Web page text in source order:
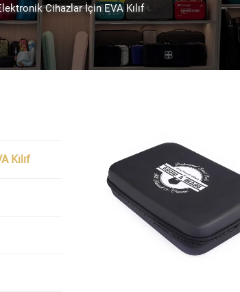
Cihazlar İçin EVA Kılıf
Kılıf